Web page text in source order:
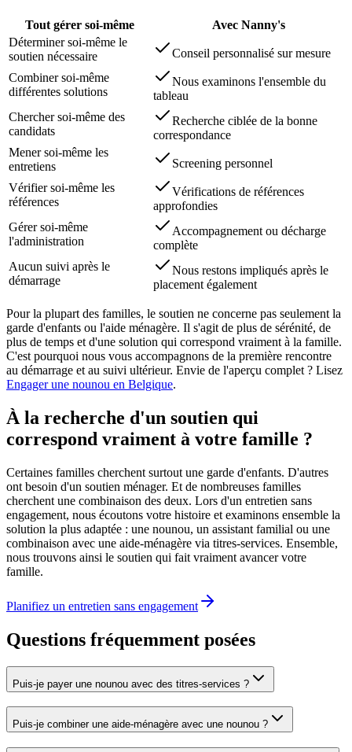
Tout gérer soi-même
Avec Nanny's
Déterminer soi-même le
soutien nécessaire
Conseil personnalisé sur mesure
Combiner soi-même
différentes solutions
Nous examinons l'ensemble du
tableau
Chercher soi-même des
candidats
Recherche ciblée de la bonne
correspondance
Mener soi-même les
entretiens
Screening personnel
Vérifier soi-même les
références
Vérifications de références
approfondies
Gérer soi-même
l'administration
Accompagnement ou décharge
complète
Aucun suivi après le
démarrage
Nous restons impliqués après le
placement également
Pour la plupart des familles, le soutien ne concerne pas seulement la
garde d'enfants ou l'aide ménagère. Il s'agit de plus de sérénité, de
plus de temps et d'une solution qui correspond vraiment à la famille.
C'est pourquoi nous vous accompagnons de la première rencontre
au démarrage et au suivi ultérieur. Envie de l'aperçu complet ? Lisez
Engager une nounou en Belgique.
À la recherche d'un soutien qui
correspond vraiment à votre famille ?
Certaines familles cherchent surtout une garde d'enfants. D'autres
ont besoin d'un soutien ménager. Et de nombreuses familles
cherchent une combinaison des deux. Lors d'un entretien sans
engagement, nous écoutons votre histoire et examinons ensemble la
solution la plus adaptée : une nounou, un assistant familial ou une
combinaison avec une aide-ménagère via titres-services. Ensemble,
nous trouvons ainsi le soutien qui fait vraiment avancer votre
famille.
Planifiez un entretien sans engagement
Questions fréquemment posées
Puis-je payer une nounou avec des titres-services ?
Puis-je combiner une aide-ménagère avec une nounou ?